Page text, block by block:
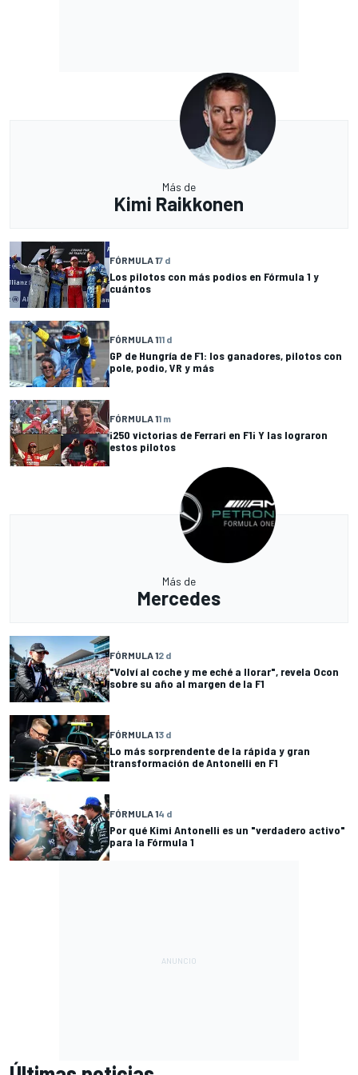
Más de
Kimi Raikkonen
FÓRMULA 17 d
Los pilotos con más podios en Fórmula 1 y
cuántos
FÓRMULA 111 d
GP de Hungría de F1: los ganadores, pilotos con
pole, podio, VR y más
FÓRMULA 11 m
¡250 victorias de Ferrari en F1¡ Y las lograron
estos pilotos
Más de
Mercedes
FÓRMULA 12 d
"Volví al coche y me eché a llorar", revela Ocon
sobre su año al margen de la F1
FÓRMULA 13 d
Lo más sorprendente de la rápida y gran
transformación de Antonelli en F1
FÓRMULA 14 d
Por qué Kimi Antonelli es un "verdadero activo"
para la Fórmula 1